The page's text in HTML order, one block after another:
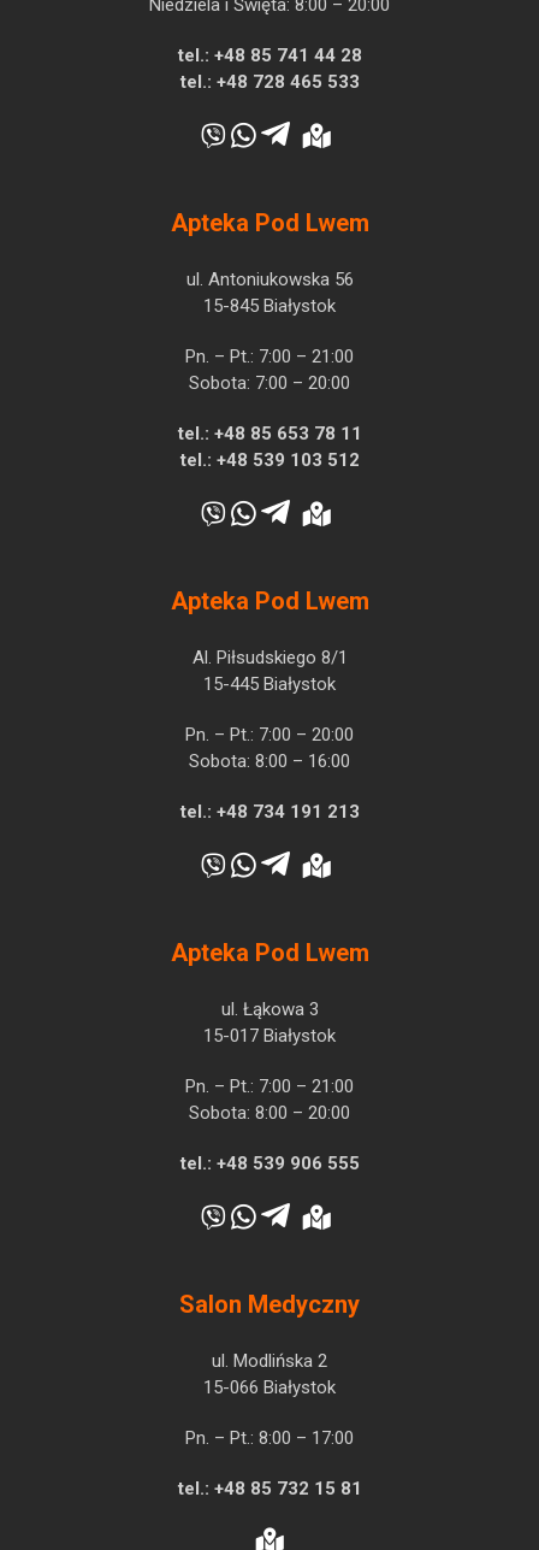
Niedziela i Święta: 8:00 – 20:00
tel.: +48 85 741 44 28
tel.: +48 728 465 533
Apteka Pod Lwem
ul. Antoniukowska 56
15-845 Białystok
Pn. – Pt.: 7:00 – 21:00
Sobota: 7:00 – 20:00
tel.: +48 85 653 78 11
tel.: +48 539 103 512
Apteka Pod Lwem
Al. Piłsudskiego 8/1
15-445 Białystok
Pn. – Pt.: 7:00 – 20:00
Sobota: 8:00 – 16:00
tel.: +48 734 191 213
Apteka Pod Lwem
ul. Łąkowa 3
15-017 Białystok
Pn. – Pt.: 7:00 – 21:00
Sobota: 8:00 – 20:00
tel.: +48 539 906 555
Salon Medyczny
ul. Modlińska 2
15-066 Białystok
Pn. – Pt.: 8:00 – 17:00
tel.: +48 85 732 15 81